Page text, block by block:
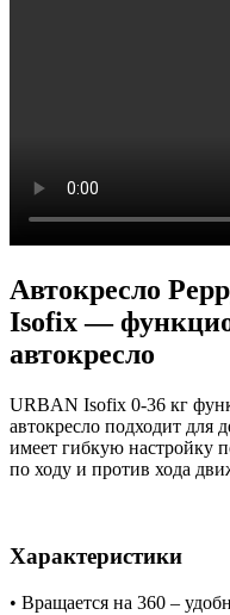
Автокресло
Isofix —
автокресло
URBAN Isofix 0-36 кг
автокресло подходит для
имеет гибкую настройку
по ходу и против хода
Характеристики
• Вращается на 360 –